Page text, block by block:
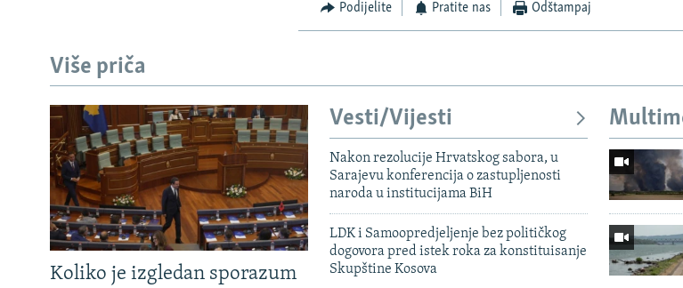
NASTANAK I RASPAD JUGOSLAVIJE
Podijelite Pratite nas Odštampaj
Više priča
Koliko je izgledan sporazum
Vesti/Vijesti
Nakon rezolucije Hrvatskog sabora, u
Sarajevu konferencija o zastupljenosti
naroda u institucijama BiH
LDK i Samoopredjeljenje bez političkog
dogovora pred istek roka za konstituisanje
Skupštine Kosova